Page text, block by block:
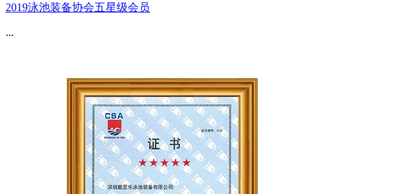
2019泳池装备协会五星级会员
...